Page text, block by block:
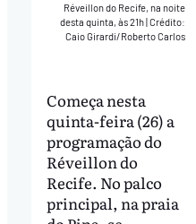
Réveillon do Recife, na noite
desta quinta, às 21h|Crédito:
Caio Girardi/Roberto Carlos
Começa nesta
quinta-feira (26) a
programação do
Réveillon do
Recife. No palco
principal, na praia